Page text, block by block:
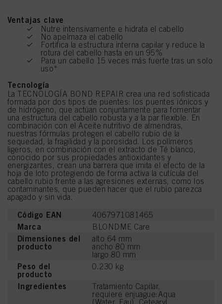
Ventajas clave
Nutre intensivamente e hidrata el cabello
No apelmaza el cabello
Fortifica la estructura interna capilar y reduce la
rotura del cabello hasta en un 95%
Para un cabello 15 veces más fuerte tras un solo
uso*
Tecnología
La TECNOLOGÍA BOND REPAIR crea una red sofisticada
formada por dos tipos de puentes: los puentes iónicos y
de hidrógeno, que actúan conjuntamente para fomentar
una estructura del cabello robusta y a la par flexible. En
combinación con el Aceite nutritivo de almendras,
nuestras fórmulas protegen el cabello rubio de la
sequedad, la fragilidad y la porosidad. Los polímeros
ligeros, en combinación con el extracto de Té blanco,
conocido por sus propiedades antioxidantes y
energizantes, crean una barrera que imita el efecto de la
hoja de loto protegiendo de forma activa la cutícula del
cabello rubio frente a las agresiones externas, como los
contaminantes, que pueden hacer que el rubio parezca
apagado y sin vida.
Código EAN 4067971081465
Marca BLONDME Care
Dimensiones del
producto
alto 64 mm
ancho 80 mm
largo 80 mm
Peso del
producto
0.230 kg
Ingredientes
Tratamiento Capilar,
requiere enjuague:Aqua
(Water, Eau), Cetearyl